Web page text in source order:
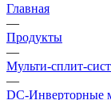
Главная
—
Продукты
—
Мульти-сплит-
—
DC-Инверторные